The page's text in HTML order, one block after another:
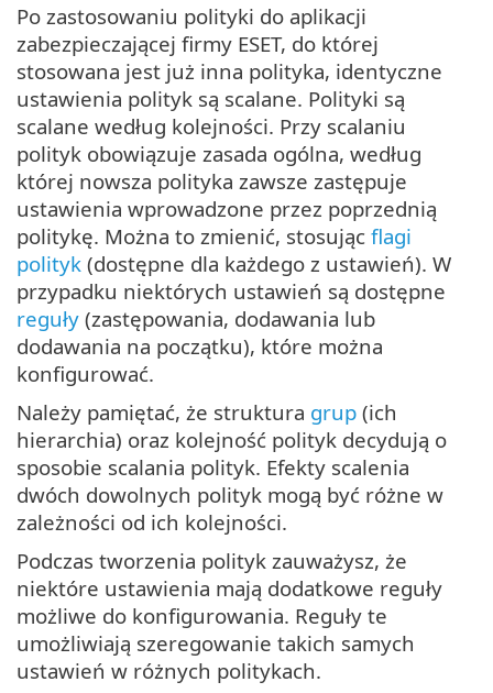
Po zastosowaniu polityki do aplikacji
zabezpieczającej firmy ESET, do której
stosowana jest już inna polityka, identyczne
ustawienia polityk są scalane. Polityki są
scalane według kolejności. Przy scalaniu
polityk obowiązuje zasada ogólna, według
której nowsza polityka zawsze zastępuje
ustawienia wprowadzone przez poprzednią
politykę. Można to zmienić, stosując flagi
polityk (dostępne dla każdego z ustawień). W
przypadku niektórych ustawień są dostępne
reguły (zastępowania, dodawania lub
dodawania na początku), które można
konfigurować.
Należy pamiętać, że struktura grup (ich
hierarchia) oraz kolejność polityk decydują o
sposobie scalania polityk. Efekty scalenia
dwóch dowolnych polityk mogą być różne w
zależności od ich kolejności.
Podczas tworzenia polityk zauważysz, że
niektóre ustawienia mają dodatkowe reguły
możliwe do konfigurowania. Reguły te
umożliwiają szeregowanie takich samych
ustawień w różnych politykach.